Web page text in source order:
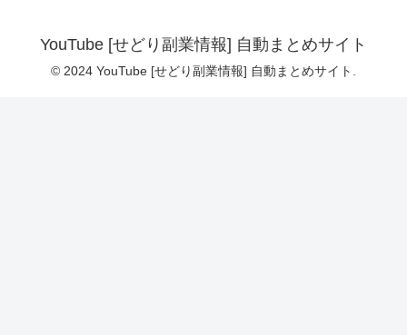
YouTube [せどり副業情報] 自動まとめサイト
© 2024 YouTube [せどり副業情報] 自動まとめサイト.